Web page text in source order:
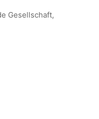
Gesellschaft,